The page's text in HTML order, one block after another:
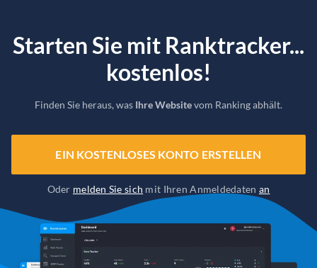
Starten Sie mit Ranktracker...
kostenlos!
Finden Sie heraus, was Ihre Websitevom Ranking abhält.
EIN KOSTENLOSES KONTO ERSTELLEN
Oder melden Sie sich mit Ihren Anmeldedaten an